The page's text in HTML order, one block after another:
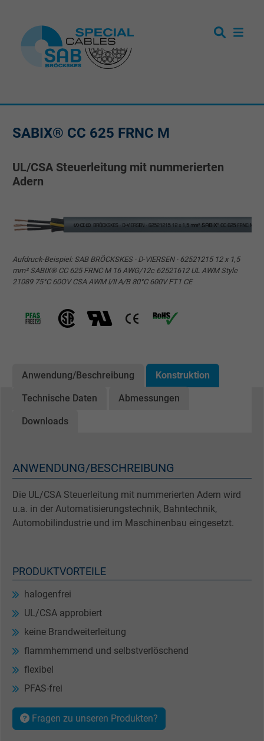
SABIX® CC 625 FRNC M
UL/CSA Steuerleitung mit nummerierten
Adern
Aufdruck-Beispiel: SAB BRÖCKSKES · D-VIERSEN · 62521215 12 x 1,5
mm² SABIX® CC 625 FRNC M 16 AWG/12c 62521612 UL AWM Style
21089 75°C 60OV CSA AWM I/II A/B 80°C 600V FT1 CE
Anwendung/Beschreibung Konstruktion
Technische Daten Abmessungen
Downloads
ANWENDUNG/BESCHREIBUNG
Die UL/CSA Steuerleitung mit nummerierten Adern wird
u.a. in der Automatisierungstechnik, Bahntechnik,
Automobilindustrie und im Maschinenbau eingesetzt.
PRODUKTVORTEILE
halogenfrei
UL/CSA approbiert
keine Brandweiterleitung
flammhemmend und selbstverlöschend
flexibel
PFAS-frei
Fragen zu unseren Produkten?